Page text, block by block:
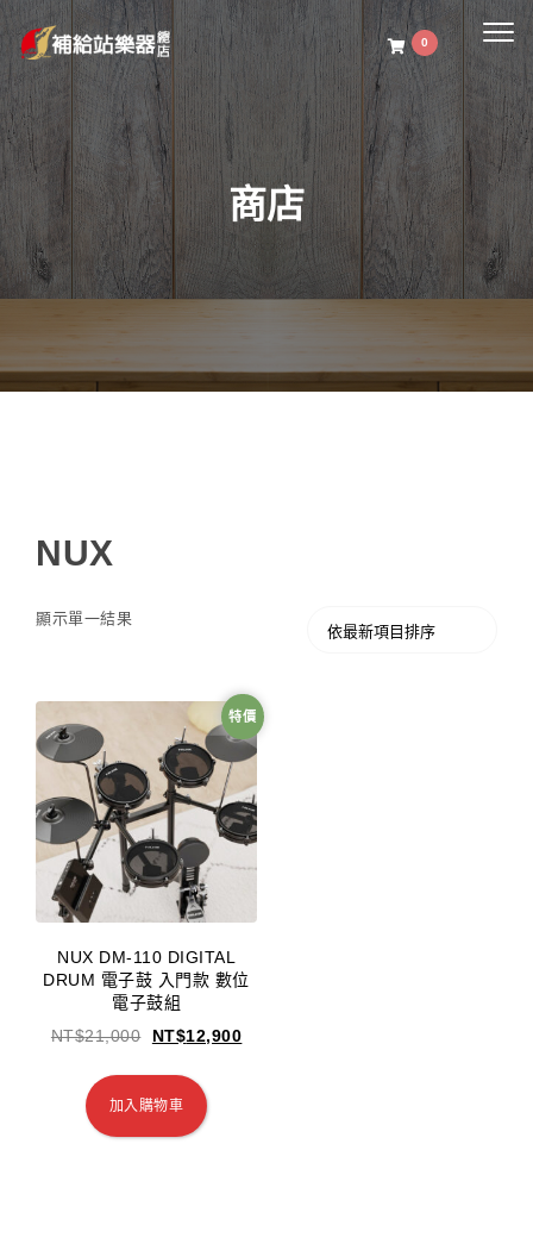
0
商店
NUX
顯示單一結果
特價
NUX DM-110 DIGITAL
DRUM 電子鼓 入門款 數位
電子鼓組
NT$21,000 NT$12,900
加入購物車